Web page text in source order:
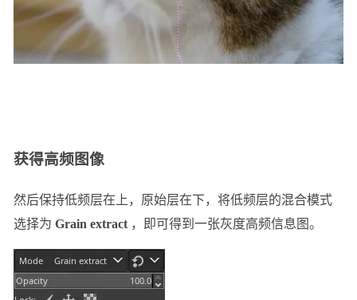
获得高频图像
然后保持低频层在上，原始层在下，将低频层的混合模式
选择为Grain extract ，即可得到一张灰度高频信息图。